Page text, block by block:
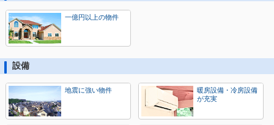
一億円以上の物件
設備
地震に強い物件
暖房設備・冷房設備
が充実